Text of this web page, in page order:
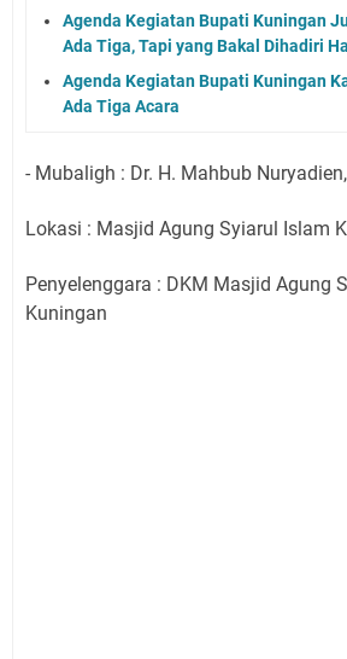
Agenda Kegiatan Bupati Kuningan
Ada Tiga, Tapi yang Bakal Dihadiri
Agenda Kegiatan Bupati Kuningan
Ada Tiga Acara
- Mubaligh : Dr. H. Mahbub
Lokasi : Masjid Agung Syiarul Islam
Penyelenggara : DKM Masjid Agung
Kuningan